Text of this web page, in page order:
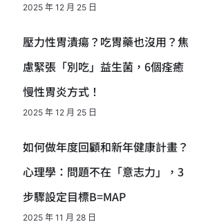
2025 年 12 月 25 日
壓力性胃潰瘍？吃胃藥也沒用？焦
慮緊張「別吃」益生菌，6個痊癒
慢性胃炎方式！
2025 年 12 月 25 日
如何做年度回顧和新年健康計畫？
心理學：問題不在「意志力」，3
步驟設定目標B=MAP
2025 年 11 月 28 日